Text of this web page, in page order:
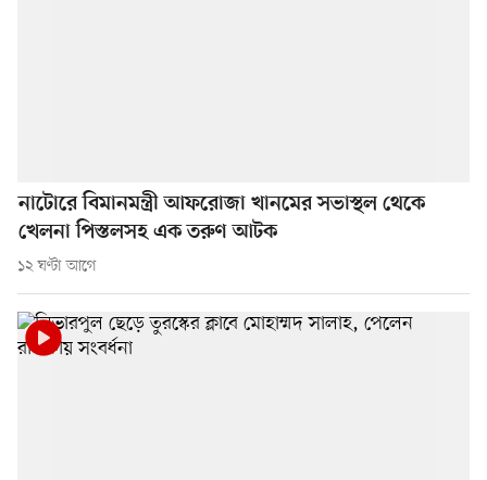
নাটোরে বিমানমন্ত্রী আফরোজা খানমের সভাস্থল থেকে
খেলনা পিস্তলসহ এক তরুণ আটক
১২ ঘণ্টা আগে